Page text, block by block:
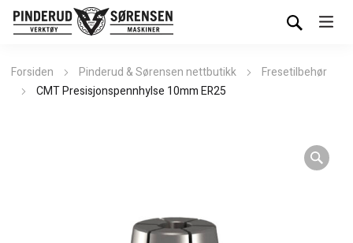
Forsiden Pinderud & Sørensen nettbutikk
Fresetilbehør
CMT Presisjonspennhylse 10mm ER25